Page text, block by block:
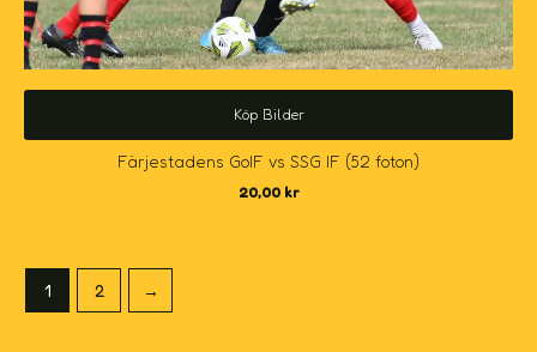
Köp Bilder
Färjestadens GoIF vs SSG IF (52 foton)
20,00 kr
1 2 →